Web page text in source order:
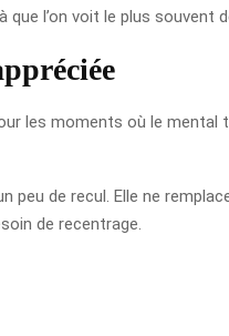
que l’on voit le plus souvent
les moments où le mental
peu de recul. Elle ne
de recentrage.